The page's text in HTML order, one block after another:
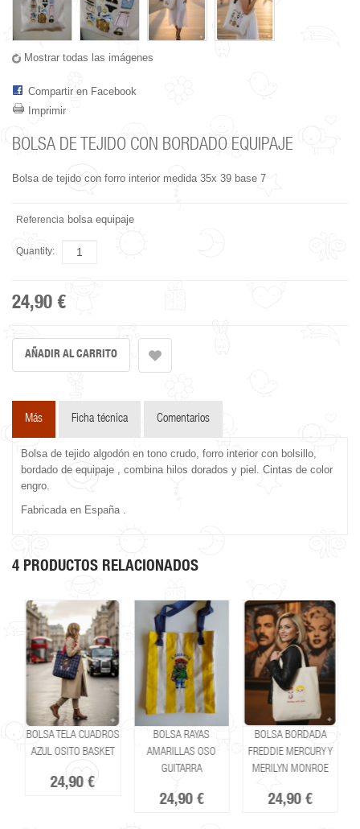
Mostrar todas las imágenes
Compartir en Facebook
Imprimir
BOLSA DE TEJIDO CON BORDADO EQUIPAJE
Bolsa de tejido con forro interior medida 35x 39 base 7
Referencia bolsa equipaje
Quantity:
24,90 €
Más Ficha técnica Comentarios
Bolsa de tejido algodón en tono crudo, forro interior con bolsillo,
bordado de equipaje , combina hilos dorados y piel. Cintas de color
engro.
Fabricada en España .
4 PRODUCTOS RELACIONADOS
BOLSA TELA CUADROS
AZUL OSITO BASKET
24,90 €
BOLSA RAYAS
AMARILLAS OSO
GUITARRA
24,90 €
BOLSA BORDADA
FREDDIE MERCURY Y
MERILYN MONROE
24,90 €